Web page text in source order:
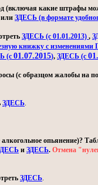
какие штрафы
или ЗДЕСЬ (в формате
ЗДЕСЬ (с 01.01.2013) ,
книжку с
(с 01.07.2015), ЗДЕСЬ (с
(с образцом жалобы на
ЗДЕСЬ.
алкогольное опьянение)?
и ЗДЕСЬ. Отмена
ЗДЕСЬ.